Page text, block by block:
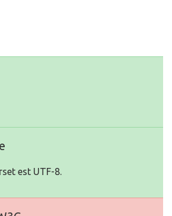
est UTF-8.